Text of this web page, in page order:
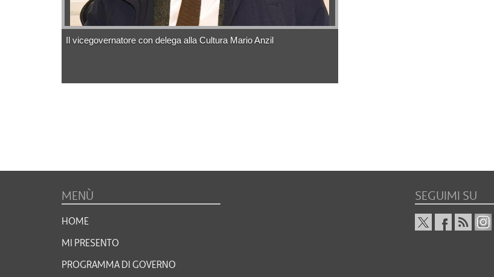
Il vicegovernatore con delega alla Cultura Mario Anzil
MENÙ
HOME
MI PRESENTO
PROGRAMMA DI GOVERNO
SEGUIMI SU